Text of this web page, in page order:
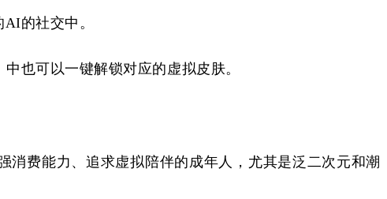
的社交中。
也可以一键解锁对应的虚拟皮肤。
消费能力、追求虚拟 陪伴的成年人，尤其是泛二次元和潮